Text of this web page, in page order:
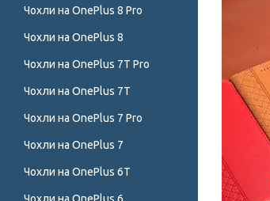
Чохли на OnePlus 8 Pro
Чохли на OnePlus 8
Чохли на OnePlus 7T Pro
Чохли на OnePlus 7T
Чохли на OnePlus 7 Pro
Чохли на OnePlus 7
Чохли на OnePlus 6T